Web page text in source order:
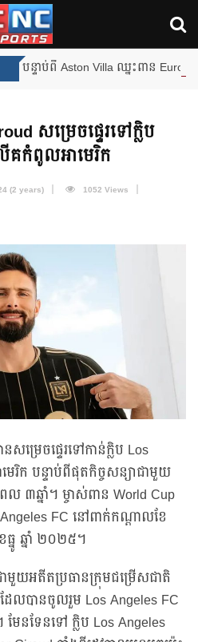
ប់ពី Aston Villa ឈ្នះពាន Europa
សម្រេចផ្ទេរទៅក្លិប
គកំពូលអាមេរិក
(2 years) 1052 Views
សម្រេចផ្ទេរទៅកាន់ក្លិប Los
រិក បន្ទាប់ពីផុតកិច្ចសន្យាជាមួយ
៣ឆ្នាំ។ ម្ចាស់ពាន World Cup
FC នៅពាក់កណ្តាលខែ
នូ ឆ្នាំ ២០២៥។
មួយអតីតប្រធានក្រុមជម្រើសជាតិ
ដែលបានចូលរួម Los Angeles FC
នទែនទៅ ក្លិប Los Angeles